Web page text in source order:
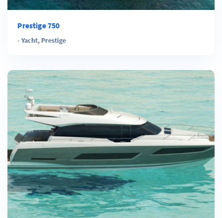
Prestige 750
- Yacht, Prestige